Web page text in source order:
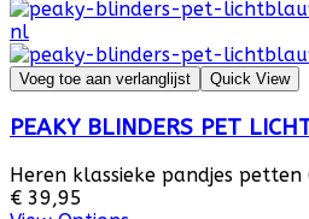
Voeg toe aan verlanglijst Quick View
PEAKY BLINDERS PET
Heren klassieke pandjes
€ 39,95